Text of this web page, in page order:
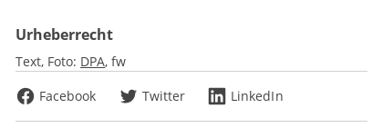
Urheberrecht
Text, Foto: DPA fw
Facebook
Twitter LinkedIn